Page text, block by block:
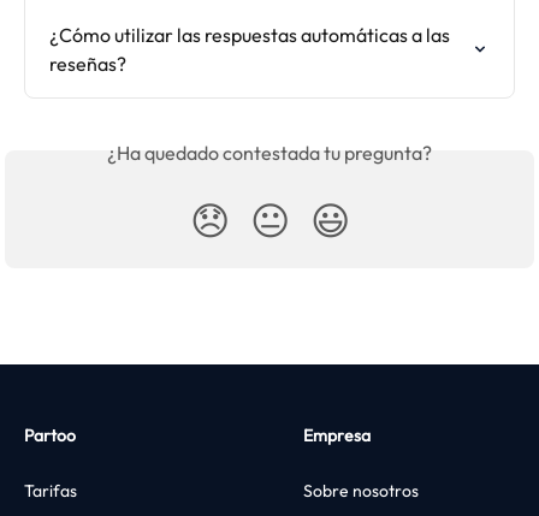
¿Cómo utilizar las respuestas automáticas a las
reseñas?
¿Ha quedado contestada tu pregunta?
😞 😐 😃
Partoo
Tarifas
Empresa
Sobre nosotros